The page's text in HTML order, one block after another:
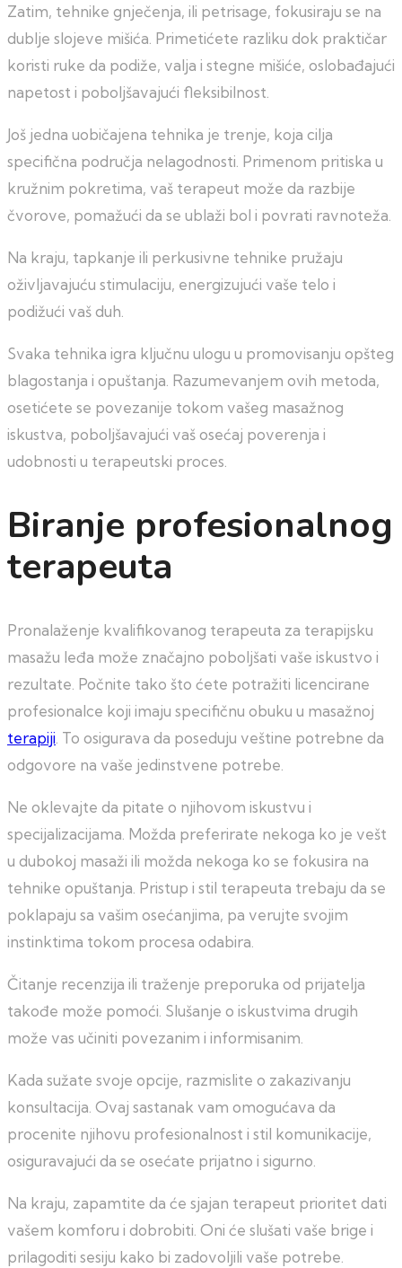
Zatim, tehnike gnječenja, ili petrisage, fokusiraju se na
dublje slojeve mišića. Primetićete razliku dok praktičar
koristi ruke da podiže, valja i stegne mišiće, oslobađajući
napetost i poboljšavajući fleksibilnost.
Još jedna uobičajena tehnika je trenje, koja cilja
specifična područja nelagodnosti. Primenom pritiska u
kružnim pokretima, vaš terapeut može da razbije
čvorove, pomažući da se ublaži bol i povrati ravnoteža.
Na kraju, tapkanje ili perkusivne tehnike pružaju
oživljavajuću stimulaciju, energizujući vaše telo i
podižući vaš duh.
Svaka tehnika igra ključnu ulogu u promovisanju opšteg
blagostanja i opuštanja. Razumevanjem ovih metoda,
osetićete se povezanije tokom vašeg masažnog
iskustva, poboljšavajući vaš osećaj poverenja i
udobnosti u terapeutski proces.
Biranje profesionalnog
terapeuta
Pronalaženje kvalifikovanog terapeuta za terapijsku
masažu leđa može značajno poboljšati vaše iskustvo i
rezultate. Počnite tako što ćete potražiti licencirane
profesionalce koji imaju specifičnu obuku u masažnoj
terapiji. To osigurava da poseduju veštine potrebne da
odgovore na vaše jedinstvene potrebe.
Ne oklevajte da pitate o njihovom iskustvu i
specijalizacijama. Možda preferirate nekoga ko je vešt
u dubokoj masaži ili možda nekoga ko se fokusira na
tehnike opuštanja. Pristup i stil terapeuta trebaju da se
poklapaju sa vašim osećanjima, pa verujte svojim
instinktima tokom procesa odabira.
Čitanje recenzija ili traženje preporuka od prijatelja
takođe može pomoći. Slušanje o iskustvima drugih
može vas učiniti povezanim i informisanim.
Kada sužate svoje opcije, razmislite o zakazivanju
konsultacija. Ovaj sastanak vam omogućava da
procenite njihovu profesionalnost i stil komunikacije,
osiguravajući da se osećate prijatno i sigurno.
Na kraju, zapamtite da će sjajan terapeut prioritet dati
vašem komforu i dobrobiti. Oni će slušati vaše brige i
prilagoditi sesiju kako bi zadovoljili vaše potrebe.